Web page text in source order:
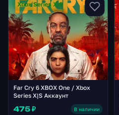
Xbox Series X|S
Far Cry 6 XBOX One / Xbox
Series X|S Аккаунт
475 ₽ В наличии